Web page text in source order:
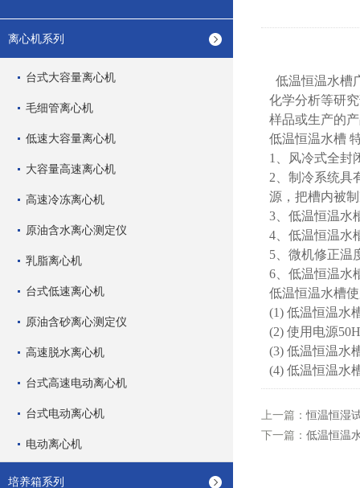
离心机系列
台式大容量离心机
毛细管离心机
低速大容量离心机
大容量高速离心机
高速冷冻离心机
原油含水离心测定仪
乳脂离心机
台式低速离心机
原油含砂离心测定仪
高速脱水离心机
台式高速电动离心机
台式电动离心机
电动离心机
培养箱系列
低温恒温水槽
化学分析等研
样品或生产的
低温恒温水槽
1、风冷式全封
2、制冷系统具
源，把槽内被
3、低温恒温水
4、低温恒温水
5、微机修正温
6、低温恒温水
低温恒温水槽
(1) 低温恒温水
(2) 使用电源
(3) 低温恒温水
(4) 低温恒温水
上一篇：恒温恒湿
下一篇： 低温恒温